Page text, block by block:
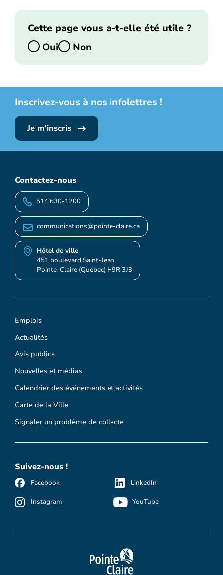
Cette page vous a-t-elle été utile ?
Oui
Non
Inscrivez-vous à nos infolettres !
Je m'inscris
Emplois
Actualités
Avis publics
Nouvelles et médias
Calendrier des événements et activités
Carte de la Ville
Signaler un problème de collecte
Contactez-nous
514 630-1200
communications@pointe-claire.ca
Hôtel de ville
451 boulevard Saint-Jean
Pointe-Claire (Québec) H9R 3J3
Suivez-nous !
Facebook
Instagram
LinkedIn
YouTube